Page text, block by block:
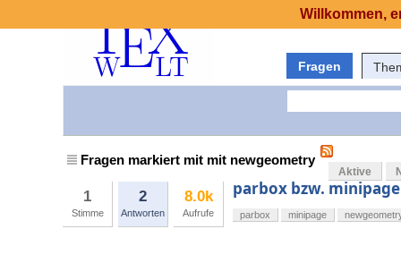
Fragen
Fragen markiert mit mit newgeometry
Aktive
1
Stimme
2
Antworten
8.0k
Aufrufe
parbox bzw.
parbox minipage
Willkommen,